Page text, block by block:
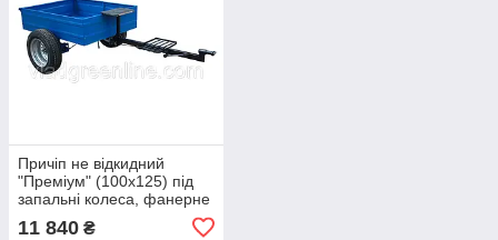
Причіп не відкидний
"Преміум" (100х125) під
запальні колеса, фанерне
11 840 ₴